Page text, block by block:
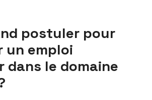
postuler pour
un emploi
dans le domaine